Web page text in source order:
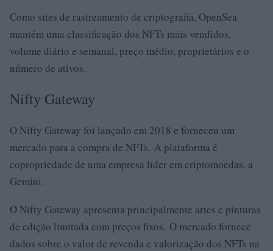
Como sites de rastreamento de criptografia, OpenSea
mantém uma classificação dos NFTs mais vendidos,
volume diário e semanal, preço médio, proprietários e o
número de ativos.
Nifty Gateway
O Nifty Gateway foi lançado em 2018 e forneceu um
mercado para a compra de NFTs. A plataforma é
copropriedade de uma empresa líder em criptomoedas, a
Gemini.
O Nifty Gateway apresenta principalmente artes e pinturas
de edição limitada com preços fixos. O mercado fornece
dados sobre o valor de revenda e valorização dos NFTs na